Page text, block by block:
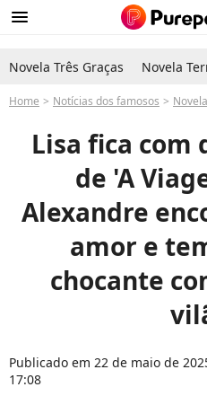
menu
Novela Três Graças Novela
Home Notícias dos famosos Novela
Lisa fica com
de 'A
Alexandre
amor e
chocante
Publicado em 22 de maio de
17:08